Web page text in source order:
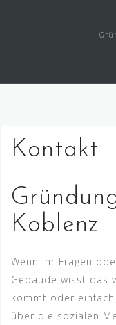
Kontakt
Koblenz
Wenn ihr Fragen
Gebäude wisst das
kommt oder
über die sozialen